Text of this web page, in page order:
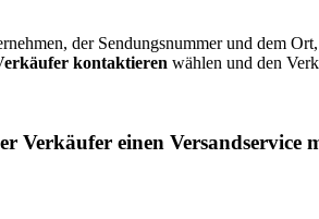
der Sendungsnummer und dem
kontaktieren wählen und den
Verkäufer einen